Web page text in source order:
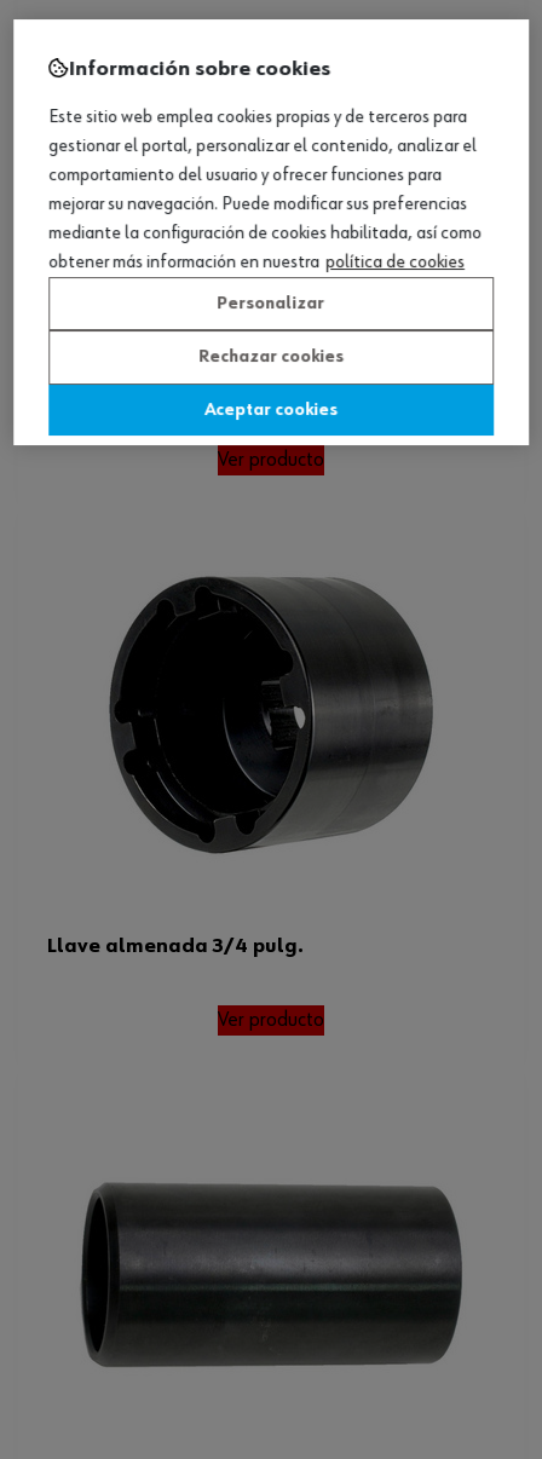
Llave almenada para portaboquillas, 1/2
Ver producto
Llave almenada 3/4 pulg.
Ver producto
Información sobre cookies
Este sitio web emplea cookies propias y de terceros para
gestionar el portal, personalizar el contenido, analizar el
comportamiento del usuario y ofrecer funciones para
mejorar su navegación. Puede modificar sus preferencias
mediante la configuración de cookies habilitada, así como
obtener más información en nuestra política de cookies
Personalizar
Rechazar cookies
Aceptar cookies